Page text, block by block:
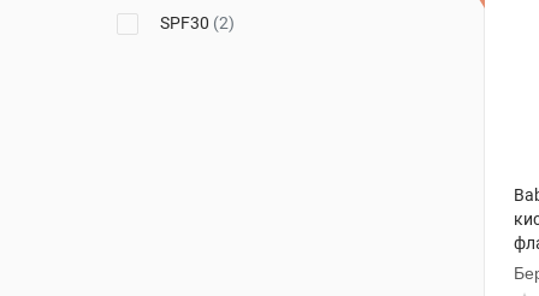
SPF30 (2)